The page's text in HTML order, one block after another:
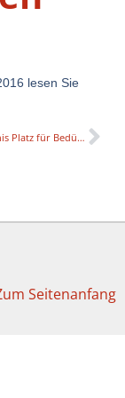
lesen Sie
Durch Privat-Unis Platz für Bedürftige schaffen
Seitenanfang